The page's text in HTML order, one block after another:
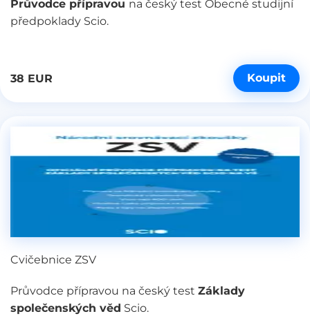
Průvodce přípravou na český test Obecné studijní
předpoklady Scio.
38 EUR Koupit
Cvičebnice ZSV
Průvodce přípravou na český test Základy
společenských věd Scio.